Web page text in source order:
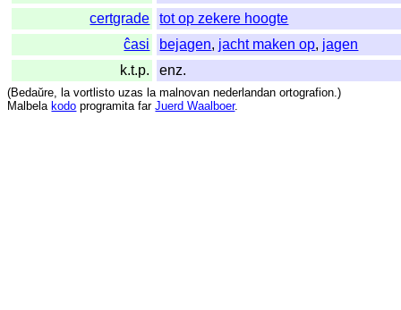
certgrade
tot op zekere hoogte
ĉasi
bejagen, jacht maken op, jagen
k.t.p.
enz.
(Bedaŭre, la vortlisto uzas la malnovan nederlandan ortografion.)
Malbela kodo programita far Juerd Waalboer.